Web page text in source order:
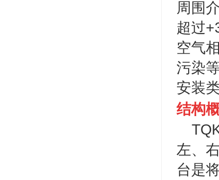
周围
超过
空气
污染
安装
结构
TQK
左、
台是